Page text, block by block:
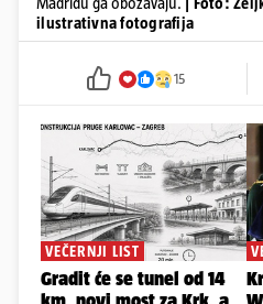
ilustrativna fotografija
15